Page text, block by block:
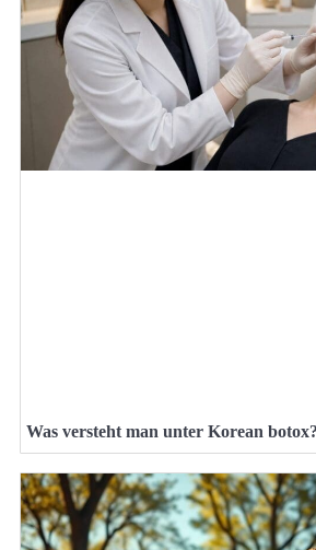
Was versteht man unter Korean botox?